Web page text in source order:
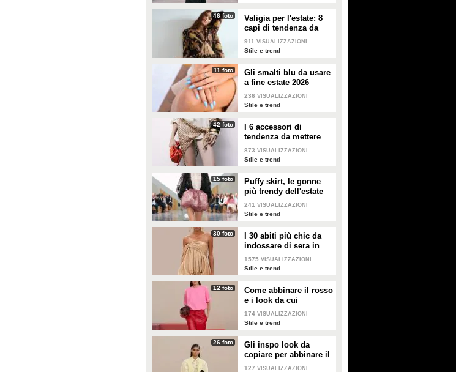
46 foto
Valigia per l'estate: 8
capi di tendenza da
portare in vacanza
911 VISUALIZZAZIONI
Stile e trend
11 foto
Gli smalti blu da usare
a fine estate 2026
236 VISUALIZZAZIONI
Stile e trend
42 foto
I 6 accessori di
tendenza da mettere
nella valigia dell'estate
2026
873 VISUALIZZAZIONI
Stile e trend
15 foto
Puffy skirt, le gonne
più trendy dell'estate
2026 sono quelle a
palloncino
241 VISUALIZZAZIONI
Stile e trend
30 foto
I 30 abiti più chic da
indossare di sera in
estate
1575 VISUALIZZAZIONI
Stile e trend
12 foto
Come abbinare il rosso
e i look da cui
prendere ispirazione
174 VISUALIZZAZIONI
Stile e trend
26 foto
Gli inspo look da
copiare per abbinare il
giallo
127 VISUALIZZAZIONI
Nel terzo giorno di Fashion Week
La mostra "Quando il mondo ti
guarda" esplora il legame stylist-
celebrity. Un look non è solo
immagine è racconto, come ha
spiegato a Fanpage.it Nick
Cerioni.